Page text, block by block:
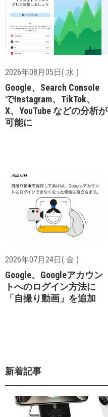
2026年08月05日( 水 )
Google、Search Console
でInstagram、TikTok、
X、YouTube などの分析が
可能に
2026年07月24日( 金 )
Google、Googleアカウン
トへのログイン方法に
「自撮り動画」を追加
新着記事